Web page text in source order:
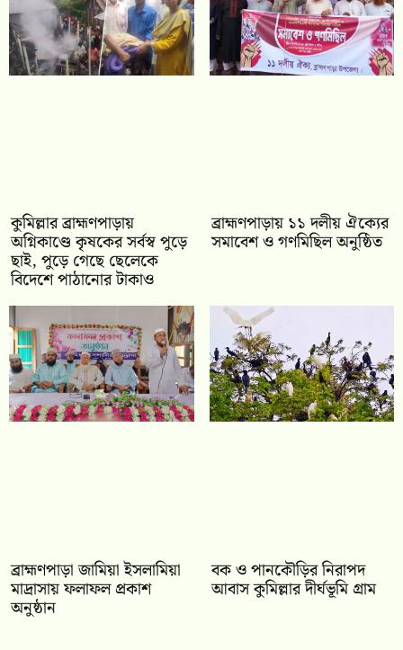
কুমিল্লার ব্রাহ্মণপাড়ায়
অগ্নিকাণ্ডে কৃষকের সর্বস্ব পুড়ে
ছাই, পুড়ে গেছে ছেলেকে
বিদেশে পাঠানোর টাকাও
‎ব্রাহ্মণপাড়ায় ১১ দলীয় ঐক্যের
সমাবেশ ও গণমিছিল অনুষ্ঠিত
‎ব্রাহ্মণপাড়া জামিয়া ইসলামিয়া
মাদ্রাসায় ফলাফল প্রকাশ
অনুষ্ঠান
বক ও পানকৌড়ির নিরাপদ
আবাস কুমিল্লার দীর্ঘভূমি গ্রাম